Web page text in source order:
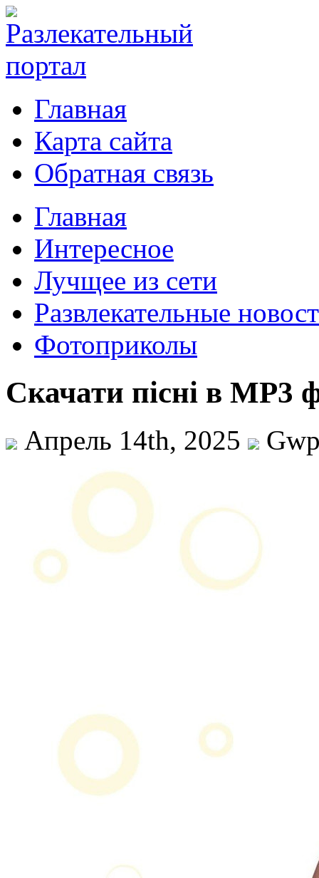
Главная
Карта сайта
Обратная связь
Главная
Интересное
Лучщее из сети
Развлекательные
Фотоприколы
Скачати пісні в MP3
Апрель 14th, 2025